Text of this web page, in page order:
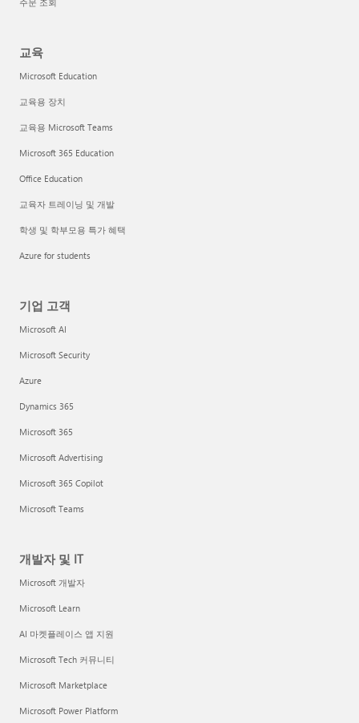
교육
Microsoft Education
교육용 장치
교육용 Microsoft Teams
Microsoft 365 Education
Office Education
교육자 트레이닝 및 개발
학생 및 학부모용 특가 혜택
Azure for students
기업 고객
Microsoft AI
Microsoft Security
Azure
Dynamics 365
Microsoft 365
Microsoft Advertising
Microsoft 365 Copilot
Microsoft Teams
개발자 및 IT
Microsoft 개발자
Microsoft Learn
AI 마켓플레이스 앱 지원
Microsoft Tech 커뮤니티
Microsoft Marketplace
Microsoft Power Platform